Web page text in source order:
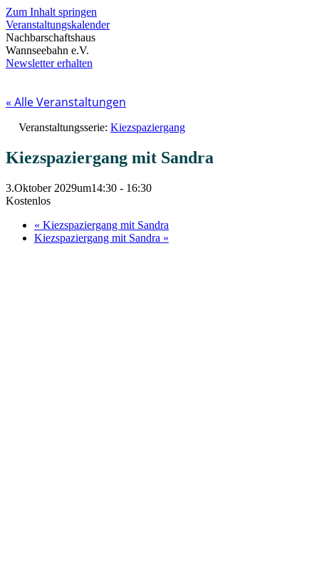
Zum Inhalt springen
Veranstaltungskalender
Nachbarschaftshaus
Wannseebahn e.V.
Newsletter erhalten
« Alle Veranstaltungen
Veranstaltungsserie: Kiezspaziergang
Kiezspaziergang mit Sandra
3.Oktober 2029um14:30 - 16:30
Kostenlos
« Kiezspaziergang mit Sandra
Kiezspaziergang mit Sandra »